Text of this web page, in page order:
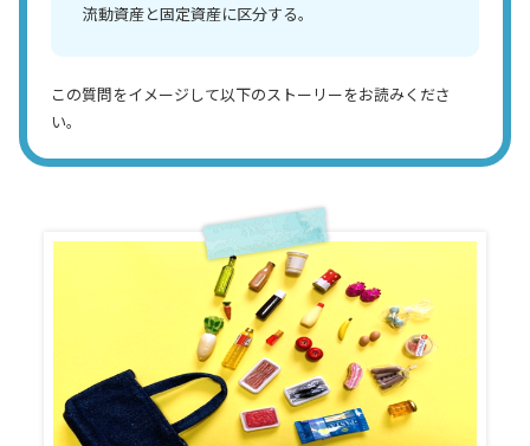
流動資産と固定資産に区分する。
この質問をイメージして以下のストーリーをお読みくださ
い。